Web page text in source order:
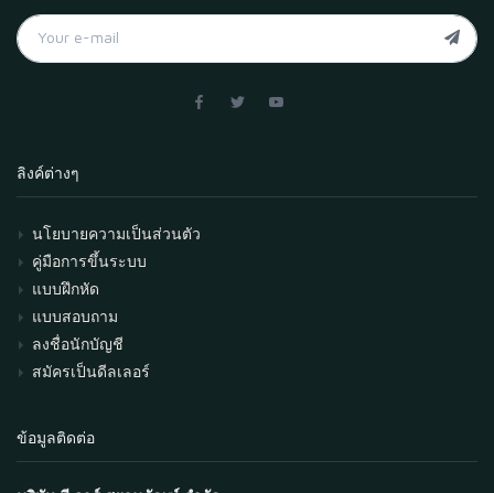
ลิงค์ต่างๆ
นโยบายความเป็นส่วนตัว
คู่มือการขึ้นระบบ
แบบฝึกหัด
แบบสอบถาม
ลงชื่อนักบัญชี
สมัครเป็นดีลเลอร์
ข้อมูลติดต่อ